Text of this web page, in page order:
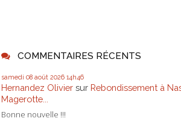
COMMENTAIRES RÉCENTS
samedi 08 août 2026 14h46
Hernandez Olivier sur Rebondissement à
Magerotte...
Bonne nouvelle !!!